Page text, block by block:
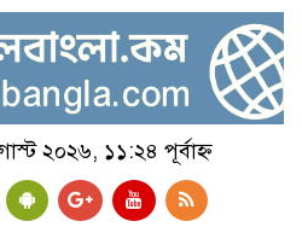
২০২৬, ১১:২৪ পূর্বাহ্ন